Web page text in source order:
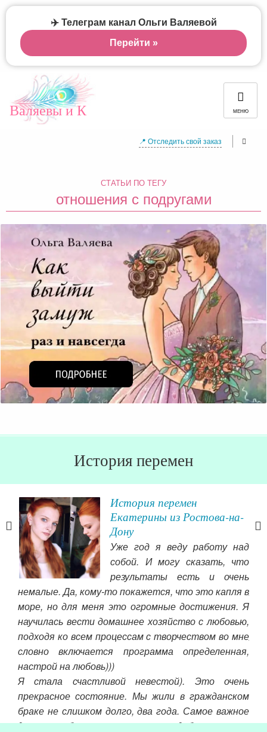
Валяевы и К МЕНЮ
📍 Отследить свой заказ
СТАТЬИ ПО ТЕГУ
отношения с подругами
История перемен
История перемен
Екатерины из Ростова-на-
Дону
Уже год я веду работу над
собой. И могу сказать, что
результаты есть и очень
немалые. Да, кому-то покажется, что это капля в
море, но для меня это огромные достижения. Я
научилась вести домашнее хозяйство с любовью,
подходя ко всем процессам с творчеством во мне
словно включается программа определенная,
настрой на любовь)))
Я стала счастливой невестой). Это очень
прекрасное состояние. Мы жили в гражданском
браке не слишком долго, два года. Самое важное
для меня было понять, что свадьба – это неИ
✈️ Телеграм канал Ольги Валяевой
Перейти »